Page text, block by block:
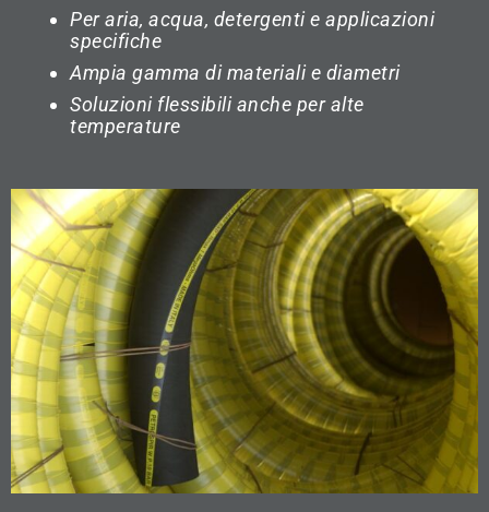
Per aria, acqua, detergenti e applicazioni
specifiche
Ampia gamma di materiali e diametri
Soluzioni flessibili anche per alte
temperature